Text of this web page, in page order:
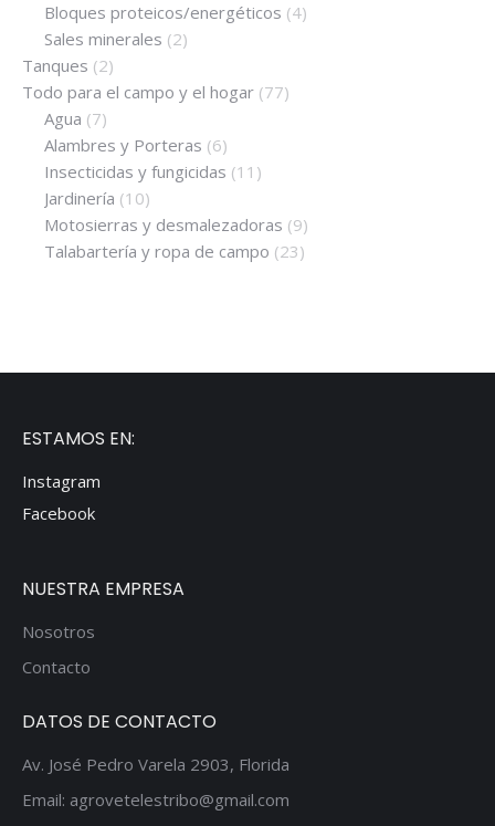
Bloques proteicos/energéticos (4)
Sales minerales (2)
Tanques (2)
Todo para el campo y el hogar (77)
Agua (7)
Alambres y Porteras (6)
Insecticidas y fungicidas (11)
Jardinería (10)
Motosierras y desmalezadoras (9)
Talabartería y ropa de campo (23)
ESTAMOS EN:
Instagram
Facebook
NUESTRA EMPRESA
Nosotros
Contacto
DATOS DE CONTACTO
Av. José Pedro Varela 2903, Florida
Email: agrovetelestribo@gmail.com